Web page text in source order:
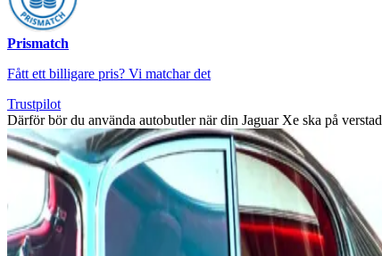
Prismatch
Fått ett billigare pris? Vi matchar det
Trustpilot
Därför bör du använda autobutler när din Jaguar Xe ska på verstad